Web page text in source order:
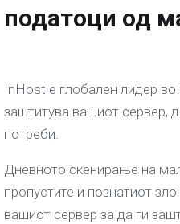
податоци од
InHost е глобален лидер во
заштитува вашиот сервер,
потреби.
Дневното скенирање на
пропустите и познатиот
вашиот сервер за да ги